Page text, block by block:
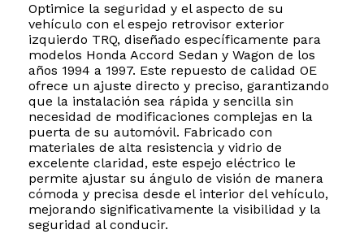
Optimice la seguridad y el aspecto de su
vehículo con el espejo retrovisor exterior
izquierdo TRQ, diseñado específicamente para
modelos Honda Accord Sedan y Wagon de los
años 1994 a 1997. Este repuesto de calidad OE
ofrece un ajuste directo y preciso, garantizando
que la instalación sea rápida y sencilla sin
necesidad de modificaciones complejas en la
puerta de su automóvil. Fabricado con
materiales de alta resistencia y vidrio de
excelente claridad, este espejo eléctrico le
permite ajustar su ángulo de visión de manera
cómoda y precisa desde el interior del vehículo,
mejorando significativamente la visibilidad y la
seguridad al conducir.